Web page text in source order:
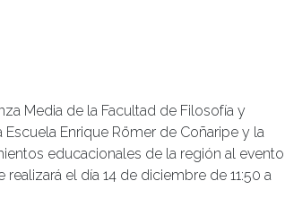
Media de la Facultad de Filosofía y
Enrique Römer de Coñaripe y la
educacionales de la región al evento
realizará el día 14 de diciembre de 11:50 a